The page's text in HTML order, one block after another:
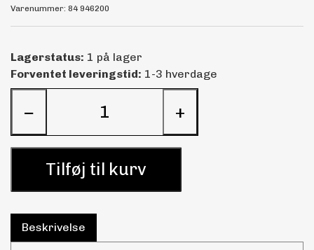
Varenummer: 84 946200
Lagerstatus: 1 på lager
Forventet leveringstid: 1-3 hverdage
− +
Tilføj til kurv
Beskrivelse